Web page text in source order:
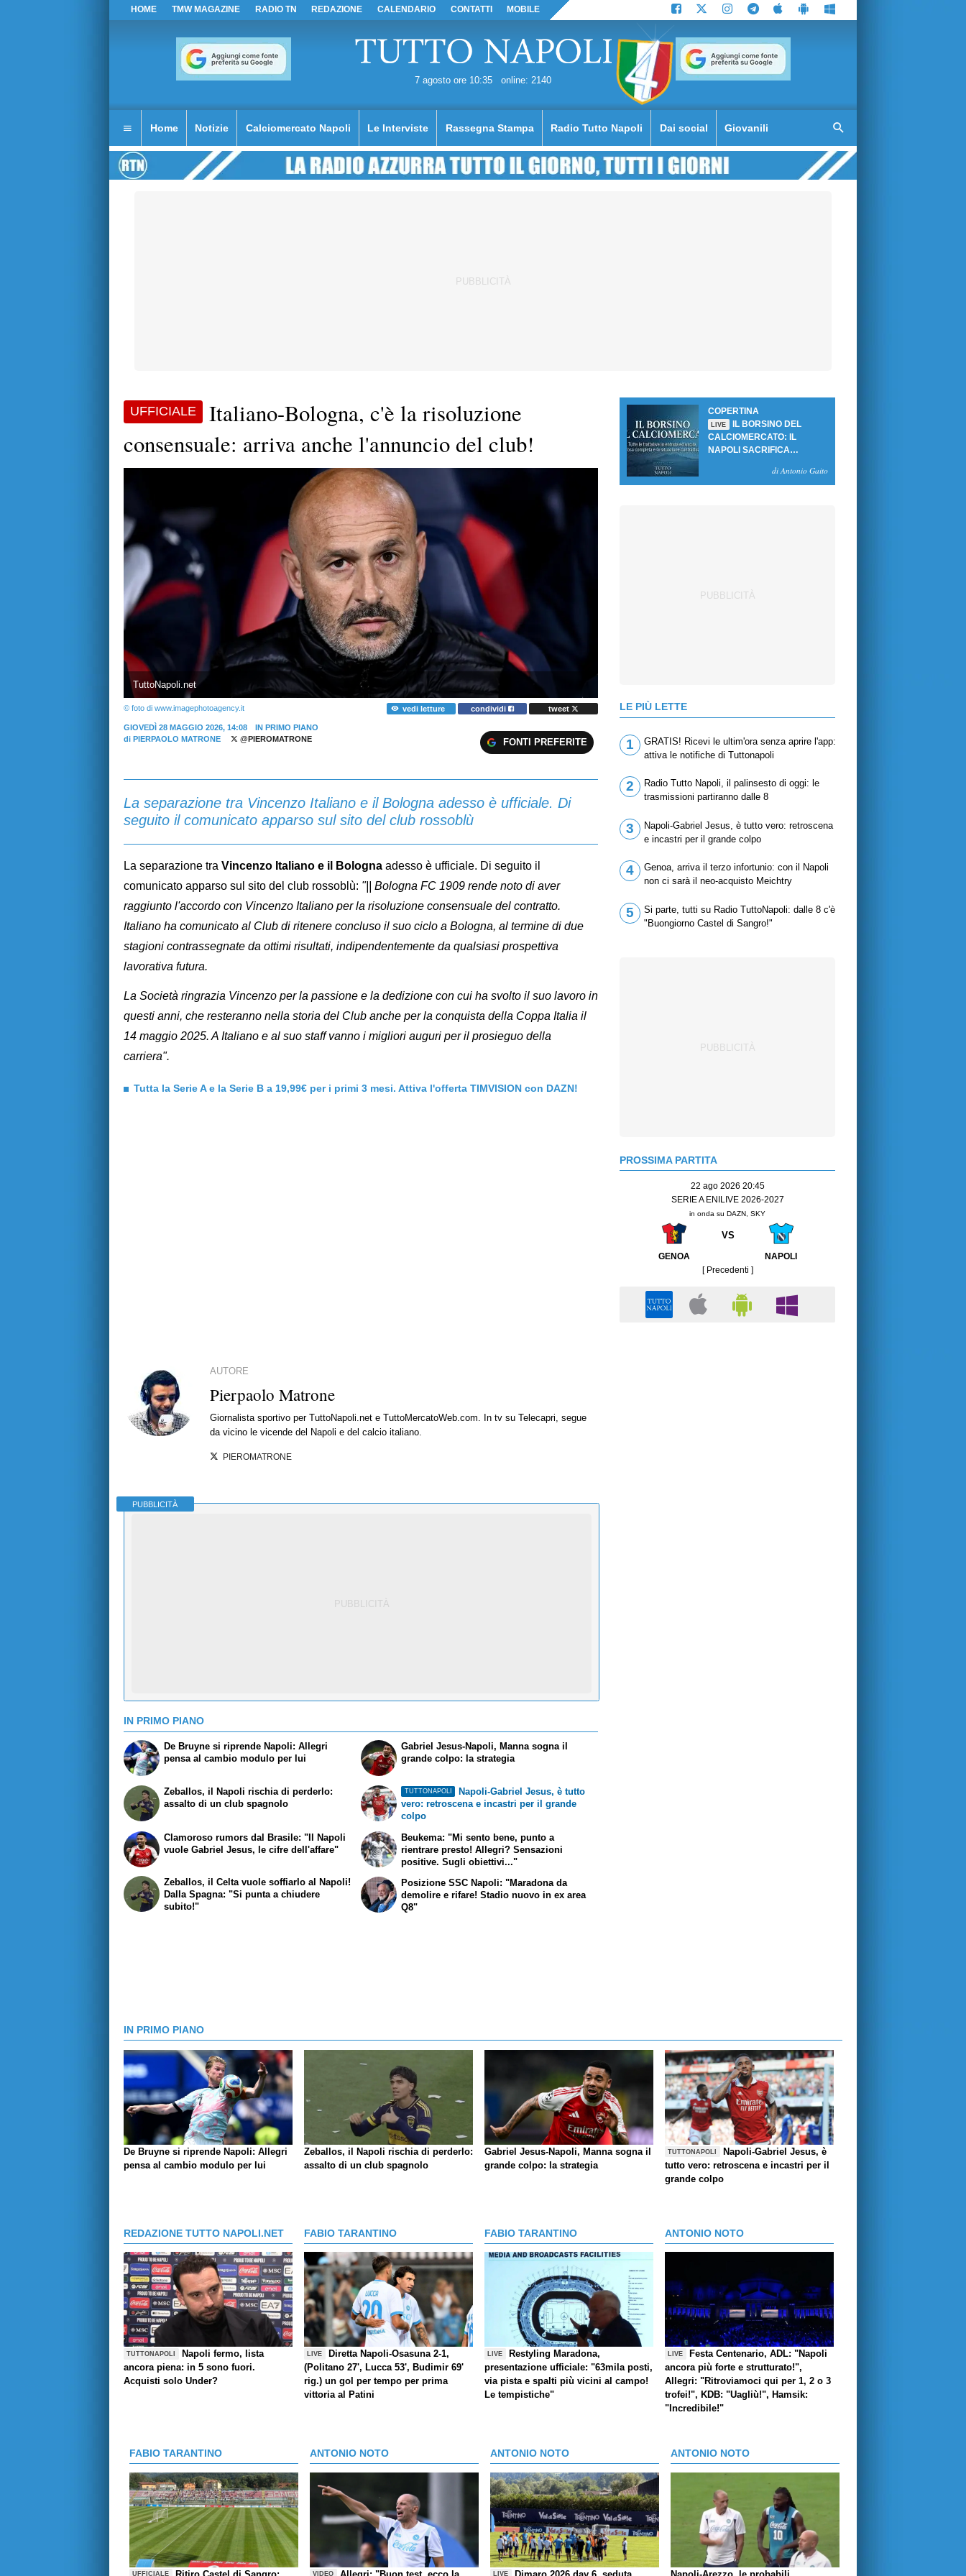
HOME TMW MAGAZINE RADIO TN REDAZIONE CALENDARIO CONTATTI MOBILE
7 agosto ore 10:35 online: 2140
Home Notizie Calciomercato Napoli Le Interviste Rassegna Stampa Radio Tutto Napoli Dai social Giovanili
UFFICIALE
Italiano-Bologna, c'è la risoluzione
consensuale: arriva anche l'annuncio del club!
TuttoNapoli.net
© foto di www.imagephotoagency.it vedi letture condividi tweet
GIOVEDÌ 28 MAGGIO 2026, 14:08
IN PRIMO PIANO
di PIERPAOLO MATRONE @PIEROMATRONE FONTI PREFERITE
La separazione tra Vincenzo Italiano e il Bologna adesso è ufficiale. Di
seguito il comunicato apparso sul sito del club rossoblù
La separazione tra Vincenzo Italiano e il Bologna adesso è ufficiale. Di seguito il
comunicato apparso sul sito del club rossoblù: "|| Bologna FC 1909 rende noto di aver
raggiunto l'accordo con Vincenzo Italiano per la risoluzione consensuale del contratto.
Italiano ha comunicato al Club di ritenere concluso il suo ciclo a Bologna, al termine di due
stagioni contrassegnate da ottimi risultati, indipendentemente da qualsiasi prospettiva
lavorativa futura.
La Società ringrazia Vincenzo per la passione e la dedizione con cui ha svolto il suo lavoro in
questi anni, che resteranno nella storia del Club anche per la conquista della Coppa Italia il
14 maggio 2025. A Italiano e al suo staff vanno i migliori auguri per il prosieguo della
carriera".
Tutta la Serie A e la Serie B a 19,99€ per i primi 3 mesi. Attiva l'offerta TIMVISION con DAZN!
AUTORE
Pierpaolo Matrone
Giornalista sportivo per TuttoNapoli.net e TuttoMercatoWeb.com. In tv su Telecapri, segue
da vicino le vicende del Napoli e del calcio italiano.
PIEROMATRONE
PUBBLICITÀ
IN PRIMO PIANO
De Bruyne si riprende Napoli: Allegri
pensa al cambio modulo per lui
Zeballos, il Napoli rischia di perderlo:
assalto di un club spagnolo
Gabriel Jesus-Napoli, Manna sogna il
grande colpo: la strategia
TUTTONAPOLI
Napoli-Gabriel Jesus, è tutto
vero: retroscena e incastri per il grande
colpo
Clamoroso rumors dal Brasile: "Il Napoli
vuole Gabriel Jesus, le cifre dell'affare"
Zeballos, il Celta vuole soffiarlo al Napoli!
Dalla Spagna: "Si punta a chiudere
subito!"
Beukema: "Mi sento bene, punto a
rientrare presto! Allegri? Sensazioni
positive. Sugli obiettivi..."
Posizione SSC Napoli: "Maradona da
demolire e rifare! Stadio nuovo in ex area
Q8"
COPERTINA
LIVE
IL BORSINO DEL
CALCIOMERCATO: IL
NAPOLI SACRIFICA
SBLOCCANO ARRIVIdi Antonio Gaito
LE PIÙ LETTE
1
GRATIS! Ricevi le ultim'ora senza aprire l'app:
attiva le notifiche di Tuttonapoli
2
Radio Tutto Napoli, il palinsesto di oggi: le
trasmissioni partiranno dalle 8
3
Napoli-Gabriel Jesus, è tutto vero: retroscena
e incastri per il grande colpo
4
Genoa, arriva il terzo infortunio: con il Napoli
non ci sarà il neo-acquisto Meichtry
5
Si parte, tutti su Radio TuttoNapoli: dalle 8 c'è
"Buongiorno Castel di Sangro!"
PROSSIMA PARTITA
22 ago 2026 20:45
SERIE A ENILIVE 2026-2027
in onda su DAZN, SKY
VS
GENOA
NAPOLI
[ Precedenti ]
IN PRIMO PIANO
De Bruyne si riprende Napoli: Allegri
pensa al cambio modulo per lui
Zeballos, il Napoli rischia di perderlo:
assalto di un club spagnolo
Gabriel Jesus-Napoli, Manna sogna il
grande colpo: la strategia
TUTTONAPOLI
Napoli-Gabriel Jesus, è
tutto vero: retroscena e incastri per il
grande colpo
REDAZIONE TUTTO NAPOLI.NET
TUTTONAPOLI
Napoli fermo, lista
ancora piena: in 5 sono fuori.
Acquisti solo Under?
FABIO TARANTINO
LIVE
Diretta Napoli-Osasuna 2-1,
(Politano 27', Lucca 53', Budimir 69'
rig.) un gol per tempo per prima
vittoria al Patini
FABIO TARANTINO
LIVE
Restyling Maradona,
presentazione ufficiale: "63mila posti,
via pista e spalti più vicini al campo!
Le tempistiche"
ANTONIO NOTO
LIVE
Festa Centenario, ADL: "Napoli
ancora più forte e strutturato!",
Allegri: "Ritroviamoci qui per 1, 2 o 3
trofei!", KDB: "Uagliù!", Hamsik:
"Incredibile!"
FABIO TARANTINO
UFFICIALE
ANTONIO NOTO
VIDEO
ANTONIO NOTO
LIVE
ANTONIO NOTO